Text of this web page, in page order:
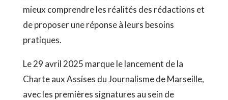
mieux comprendre les réalités des rédactions et
de proposer une réponse à leurs besoins
pratiques.
Le 29 avril 2025 marque le lancement de la
Charte aux Assises du Journalisme de Marseille,
avec les premières signatures au sein de